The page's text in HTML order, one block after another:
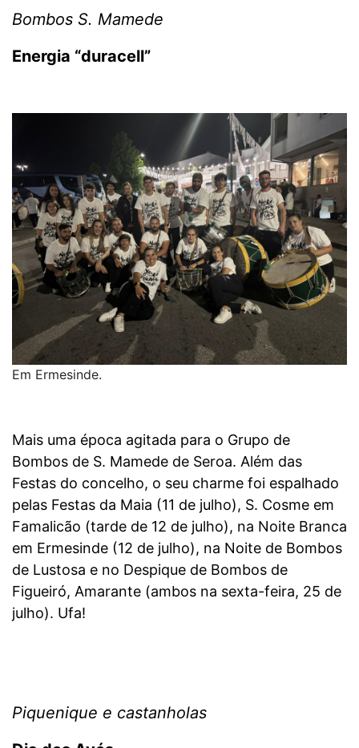
Bombos S. Mamede
Energia “duracell”
Em Ermesinde.
Mais uma época agitada para o Grupo de
Bombos de S. Mamede de Seroa. Além das
Festas do concelho, o seu charme foi espalhado
pelas Festas da Maia (11 de julho), S. Cosme em
Famalicão (tarde de 12 de julho), na Noite Branca
em Ermesinde (12 de julho), na Noite de Bombos
de Lustosa e no Despique de Bombos de
Figueiró, Amarante (ambos na sexta-feira, 25 de
julho). Ufa!
Piquenique e castanholas